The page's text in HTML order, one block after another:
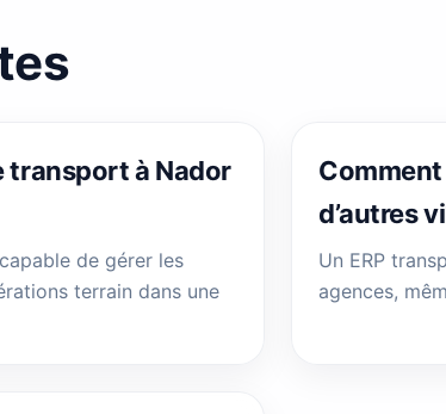
transport à Nador
de gérer les
terrain dans une
d’autres
Un ERP
agences,